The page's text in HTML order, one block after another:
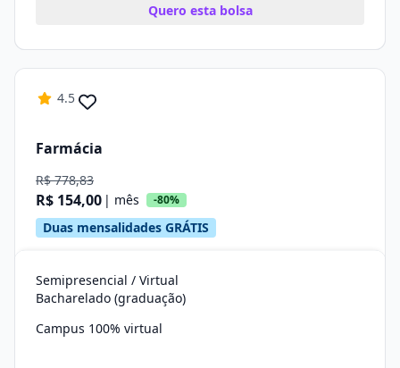
Quero esta bolsa
4.5
Farmácia
R$ 778,83
R$ 154,00 | mês -80%
Duas mensalidades GRÁTIS
Semipresencial / Virtual
Bacharelado (graduação)
Campus 100% virtual